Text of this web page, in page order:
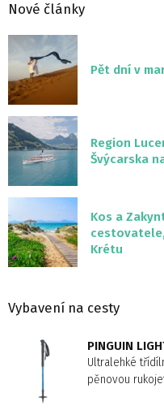
Nové články
Pět dní v
Region
Švýcarska
Kos a
Krétu
Vybavení na cesty
PINGUIN
Ultralehké
pěnovou